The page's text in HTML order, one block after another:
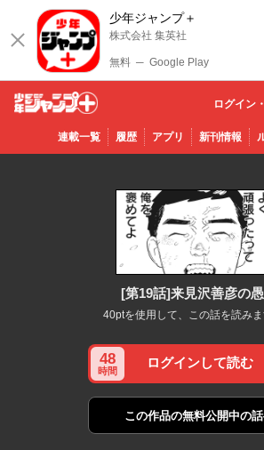
少年ジャンプ＋
株式会社 集英社
無料 ─ Google Play
少年ジ
ャンプ
連載一覧 履歴 アプリ 新刊情報
ログイン・
[第19話]来見沢善彦の
40ptを使用して、この話を読みま
48
時間
ログインして読む
この作品の無料公開中の